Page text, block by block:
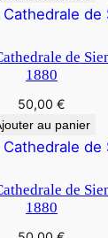
de
1880
50,00 €
au panier
de
1880